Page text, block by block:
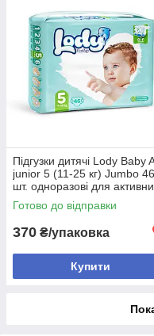
Підгузки дитячі Lody Baby
junior 5 (11-25 кг) Jumbo 46
шт. одноразові для
дітей
Готово до відправки
370 ₴/упаковка
Купити